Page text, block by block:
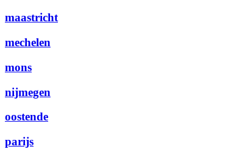
maastricht
mechelen
mons
nijmegen
oostende
parijs